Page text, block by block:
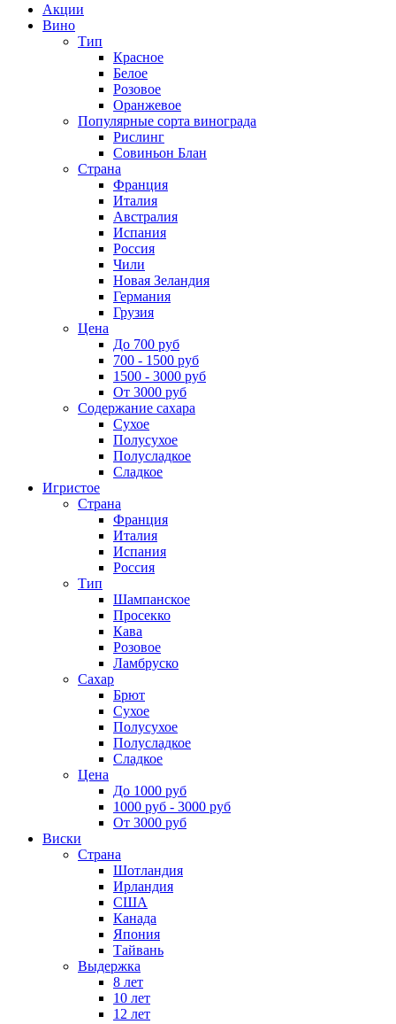
Акции
Вино
Тип
Красное
Белое
Розовое
Оранжевое
Популярные сорта винограда
Рислинг
Совиньон Блан
Страна
Франция
Италия
Австралия
Испания
Россия
Чили
Новая Зеландия
Германия
Грузия
Цена
До 700 руб
700 - 1500 руб
1500 - 3000 руб
От 3000 руб
Содержание сахара
Сухое
Полусухое
Полусладкое
Сладкое
Игристое
Страна
Франция
Италия
Испания
Россия
Тип
Шампанское
Просекко
Кава
Розовое
Ламбруско
Сахар
Брют
Сухое
Полусухое
Полусладкое
Сладкое
Цена
До 1000 руб
1000 руб - 3000 руб
От 3000 руб
Виски
Страна
Шотландия
Ирландия
США
Канада
Япония
Тайвань
Выдержка
8 лет
10 лет
12 лет